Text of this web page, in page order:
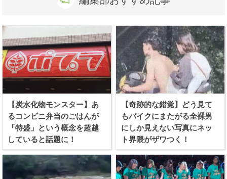
【炭水化物モンスター】あ
るコンビニ弁当のごはんが
「特盛」という概念を超越
していると話題に！
【奇跡的な錯覚】どう見て
もバイクにまたがる全裸男
にしか見えない写真にネッ
ト界隈がザワつく！